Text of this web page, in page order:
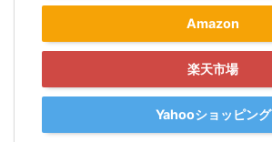
Amazon
楽天市場
Yahooショッピング